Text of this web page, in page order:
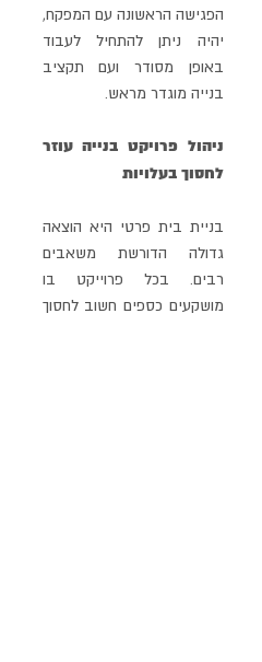
הפגישה הראשונה עם המפקח,
יהיה ניתן להתחיל לעבוד
באופן מסודר ועם תקציב
בנייה מוגדר מראש.
ניהול פרויקט בנייה עוזר
לחסוך בעלויות
בניית בית פרטי היא הוצאה
גדולה הדורשת משאבים
רבים. בכל פרוייקט בו
מושקעים כספים חשוב לחסוך